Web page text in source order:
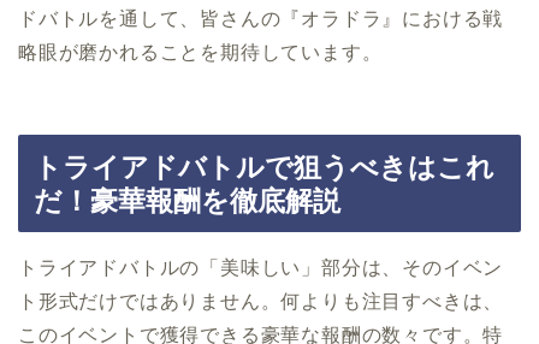
ドバトルを通して、皆さんの『オラドラ』における戦
略眼が磨かれることを期待しています。
トライアドバトルで狙うべきはこれ
だ！豪華報酬を徹底解説
トライアドバトルの「美味しい」部分は、そのイベン
ト形式だけではありません。何よりも注目すべきは、
このイベントで獲得できる豪華な報酬の数々です。特